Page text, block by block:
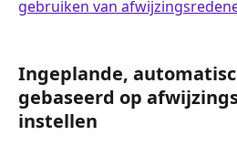
gebruiken van
Ingeplande,
gebaseerd op
instellen